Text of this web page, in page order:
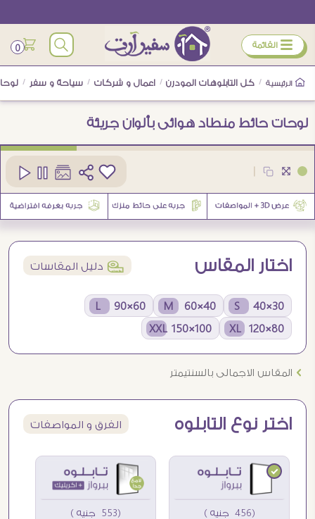
ÿ القائمة 0
الرئيسية / كل التابلوهات المودرن / اعمال و شركات / سياحة و سفر /
لوحات حائط منطاد هوائى بألوان جريئة
اختار المقاس í دليل المقاسات
30×40 S
40×60 M
60×90 L
80×120 XL
100×150 XXL
Ö المقاس الاجمالى بالسنتيمتر
اختر نوع التابلوه الفرق و المواصفات
(456 جنيه ) (553 جنيه )